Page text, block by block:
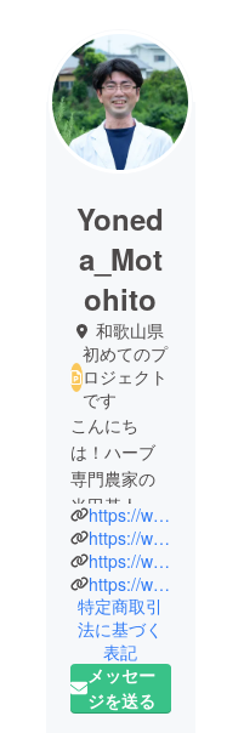
Yoned
a_Mot
ohito
和歌山県
初めてのプ
ロジェクト
です
こんにち
は！ハーブ
専門農家の
米田基人で
す。幼少期
にアフリカ
食料問題に
興味を持ち
農学の道
へ。研究者
期間中土壌
微生物の可
https://www.instagram.com/oneherb_jp/
https://www.instagram.com/yonemoto_farm/
https://www.oneherb.co.jp/
https://www.yonemotofm.jp/
特定商取引
法に基づく
表記
メッセー
ジを送る